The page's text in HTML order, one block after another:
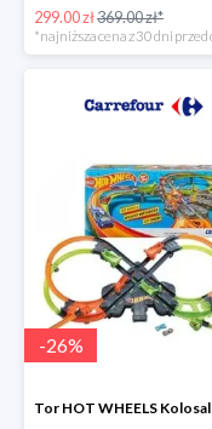
299.00 zł369.00 zł*
-26%